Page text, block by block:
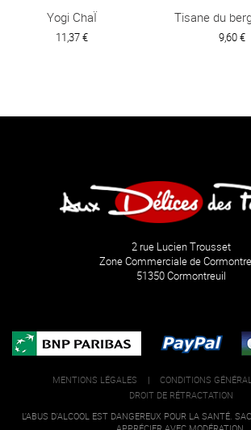
Yogi ChaÏ
11,37 €
Tisane du
9,60 €
2 rue Lucien Trousset
Zone Commerciale de
51350 Cormontreuil
MENTIONS LÉGALES | CONDITIONS
DROIT DE RÉTRACTATION
L'ABUS D'ALCOOL EST DANGEREUX POUR LA SANTÉ.